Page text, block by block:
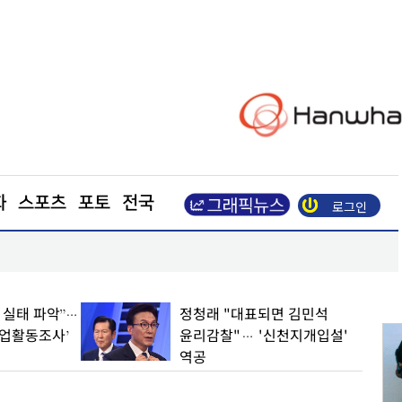
스포츠 포토 전국 로그인
태 파악”…
활동조사’
정청래 "대표되면 김민석
윤리감찰"… '신천지개입설'
역공